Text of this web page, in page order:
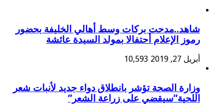
شاهد..مدحت بركات وسط أهالي الخليفة بحضور
رموز الإعلام أحتفالا بمولد السيدة عائشة
أبريل 27, 2019 10,593
وزارة الصحة تؤشر بانطلاق دواء جديد لأنبات شعر
اللحية”سيقضي على زراعة الشعر”